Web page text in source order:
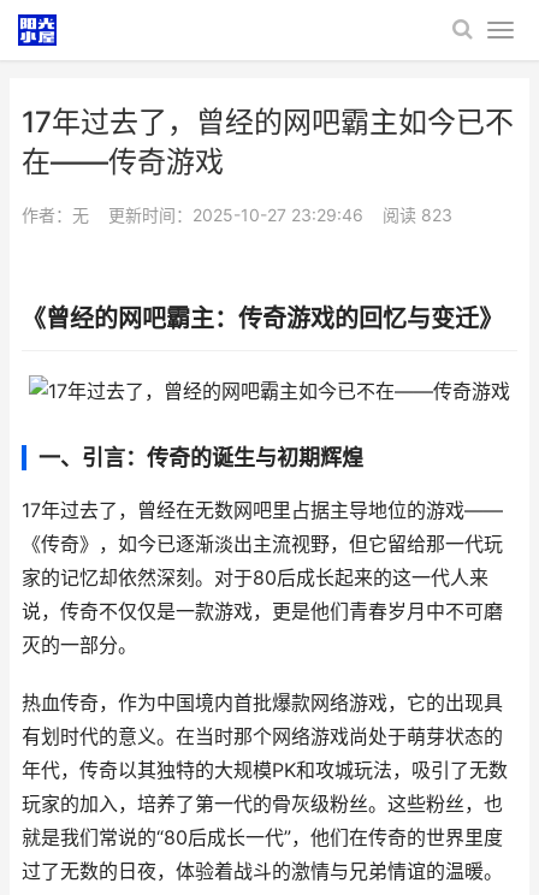
17年过去了，曾经的网吧霸主如今已不
在——传奇游戏
作者：无 更新时间：2025-10-27 23:29:46 阅读 823
《曾经的网吧霸主：传奇游戏的回忆与变迁》
一、引言：传奇的诞生与初期辉煌
17年过去了，曾经在无数网吧里占据主导地位的游戏——
《传奇》，如今已逐渐淡出主流视野，但它留给那一代玩
家的记忆却依然深刻。对于80后成长起来的这一代人来
说，传奇不仅仅是一款游戏，更是他们青春岁月中不可磨
灭的一部分。
热血传奇，作为中国境内首批爆款网络游戏，它的出现具
有划时代的意义。在当时那个网络游戏尚处于萌芽状态的
年代，传奇以其独特的大规模PK和攻城玩法，吸引了无数
玩家的加入，培养了第一代的骨灰级粉丝。这些粉丝，也
就是我们常说的“80后成长一代”，他们在传奇的世界里度
过了无数的日夜，体验着战斗的激情与兄弟情谊的温暖。